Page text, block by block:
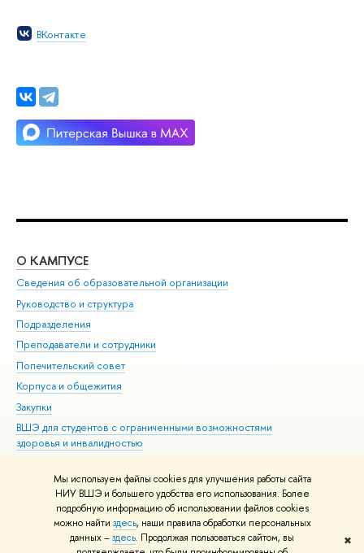
Мы используем файлы cookies для улучшения работы сайта
НИУ ВШЭ и большего удобства его использования. Более
подробную информацию об использовании файлов cookies
можно найти здесь, наши правила обработки персональных
данных –здесь. Продолжая пользоваться сайтом, вы
✖
ВКонтакте
О КАМПУСЕ
Сведения об образовательной организации
Руководство и структура
Подразделения
Преподаватели и сотрудники
Попечительский совет
Корпуса и общежития
Закупки
ВШЭ для студентов с ограниченными возможностями
здоровья и инвалидностью
Единая платежная страница